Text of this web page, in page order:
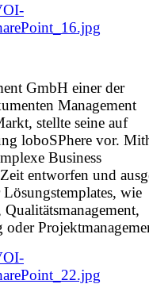
GmbH einer der
Management
stellte seine auf
loboSPhere vor.
Business
entworfen und
wie